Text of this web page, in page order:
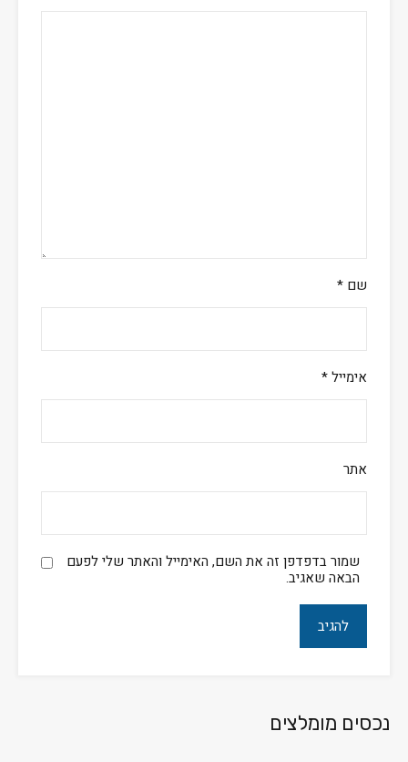
שם *
אימייל*
אתר
שמור בדפדפן זה את השם, האימייל והאתר שלי לפעם
הבאה שאגיב.
נכסים מומלצים